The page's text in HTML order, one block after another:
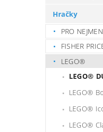
Hračky
PRO
FISHER
LEGO®
LEGO®
LEGO®
LEGO®
LEGO®